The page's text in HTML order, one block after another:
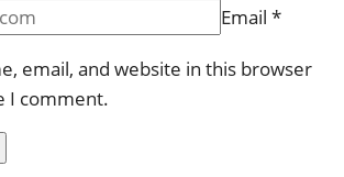
Email *
email, and website in this browser
I comment.